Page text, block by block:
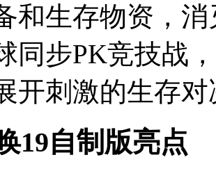
和生存物资，
同步PK竞技战
开刺激的生存对
19自制版亮点